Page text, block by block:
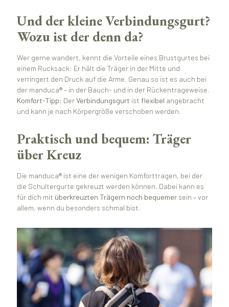
Und der kleine Verbindungsgurt?
Wozu ist der denn da?
Wer gerne wandert, kennt die Vorteile eines Brustgurtes bei
einem Rucksack: Er hält die Träger in der Mitte und
verringert den Druck auf die Arme. Genau so ist es auch bei
der manduca® – in der Bauch- und in der Rückentrageweise.
Komfort-Tipp: DerVerbindungsgurt ist flexibel angebracht
und kann je nach Körpergröße verschoben werden.
Praktisch und bequem: Träger
über Kreuz
Die manduca® ist eine der wenigen Komforttragen, bei der
die Schultergurte gekreuzt werden können. Dabei kann es
für dich mit überkreuzten Trägern noch bequemersein – vor
allem, wenn du besonders schmal bist.